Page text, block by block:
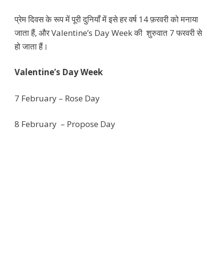
प्रेम दिवस के रूप में पूरी दुनियाँ में इसे हर वर्ष 14 फ़रवरी को मनाया
जाता हैं, और Valentine’s Day Week की शुरुवात 7 फरवरी से
हो जाता हैं।
Valentine’s Day Week
7 February – Rose Day
8 February – Propose Day